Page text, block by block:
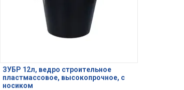
ЗУБР 12л, ведро строительное
пластмассовое, высокопрочное, с
носиком